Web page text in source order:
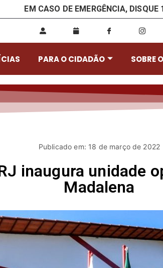
EM CASO DE EMERGÊNCIA, DISQUE
PARA O CIDADÃO SOBRE
Publicado em: 18 de março de 2022
inaugura unidade
Madalena